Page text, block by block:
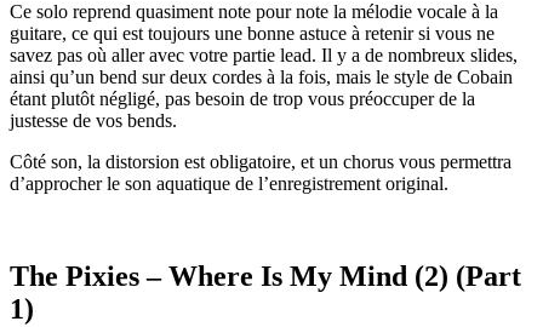
Ce solo reprend quasiment note pour note la mélodie vocale à la
guitare, ce qui est toujours une bonne astuce à retenir si vous ne
savez pas où aller avec votre partie lead. Il y a de nombreux slides,
ainsi qu’un bend sur deux cordes à la fois, mais le style de Cobain
étant plutôt négligé, pas besoin de trop vous préoccuper de la
justesse de vos bends.
Côté son, la distorsion est obligatoire, et un chorus vous permettra
d’approcher le son aquatique de l’enregistrement original.
The Pixies – Where Is My Mind (2) (Part
1)